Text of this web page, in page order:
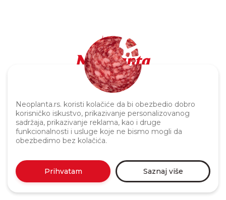
Neoplanta.rs. koristi kolačiće da bi obezbedio dobro
korisničko iskustvo, prikazivanje personalizovanog
sadržaja, prikazivanje reklama, kao i druge
funkcionalnosti i usluge koje ne bismo mogli da
obezbedimo bez kolačića.
Prihvatam Saznaj više
Politika privatnosti